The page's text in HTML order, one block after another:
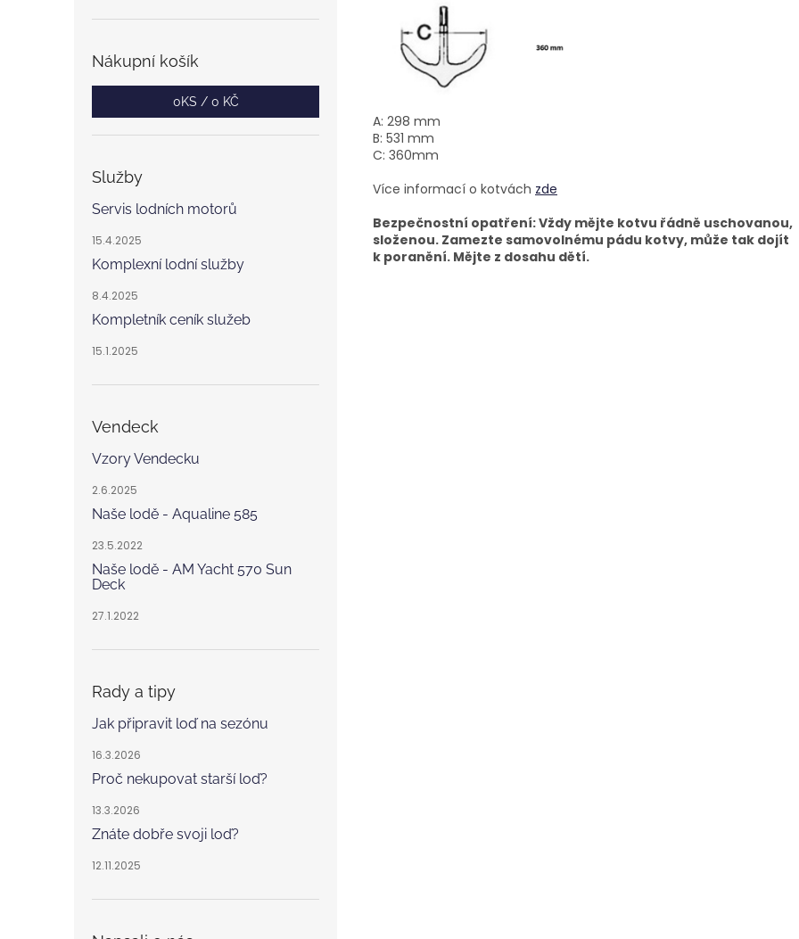
Nákupní košík
0KS / 0 KČ
Služby
Servis lodních motorů
15.4.2025
Komplexní lodní služby
8.4.2025
Kompletník ceník služeb
15.1.2025
Vendeck
Vzory Vendecku
2.6.2025
Naše lodě - Aqualine 585
23.5.2022
Naše lodě - AM Yacht 570 Sun
Deck
27.1.2022
Rady a tipy
Jak připravit loď na sezónu
16.3.2026
Proč nekupovat starší loď?
13.3.2026
Znáte dobře svoji loď?
12.11.2025
A: 298 mm
B: 531 mm
C: 360mm
Více informací o kotvách zde
Bezpečnostní opatření: Vždy mějte kotvu řádně uschovanou,
složenou. Zamezte samovolnému pádu kotvy, může tak dojít
k poranění. Mějte z dosahu dětí.